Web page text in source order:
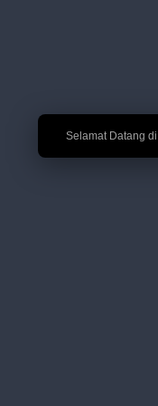
🎉 Selamat Datang